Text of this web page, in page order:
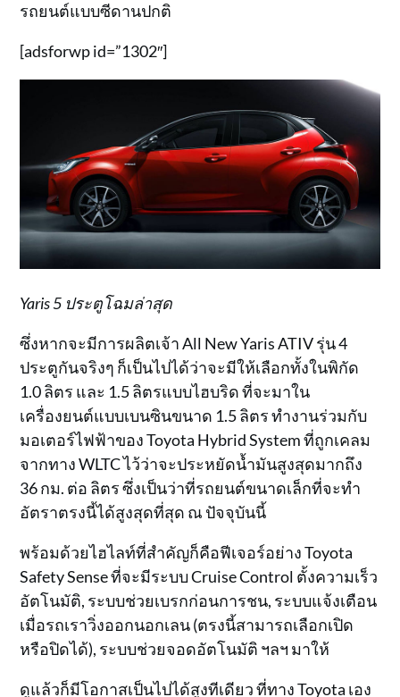
รถยนต์แบบซีดานปกติ
[adsforwp id=”1302″]
Yaris 5 ประตูโฉมล่าสุด
ซึ่งหากจะมีการผลิตเจ้า All New Yaris ATIV รุ่น 4
ประตูกันจริงๆ ก็เป็นไปได้ว่าจะมีให้เลือกทั้งในพิกัด
1.0 ลิตร และ 1.5 ลิตรแบบไฮบริด ที่จะมาใน
เครื่องยนต์แบบเบนซินขนาด 1.5 ลิตร ทำงานร่วมกับ
มอเตอร์ไฟฟ้าของ Toyota Hybrid System ที่ถูกเคลม
จากทาง WLTC ไว้ว่าจะประหยัดน้ำมันสูงสุดมากถึง
36 กม. ต่อ ลิตร ซึ่งเป็นว่าที่รถยนต์ขนาดเล็กที่จะทำ
อัตราตรงนี้ได้สูงสุดที่สุด ณ ปัจจุบันนี้
พร้อมด้วยไฮไลท์ที่สำคัญก็คือฟีเจอร์อย่าง Toyota
Safety Sense ที่จะมีระบบ Cruise Control ตั้งความเร็ว
อัตโนมัติ, ระบบช่วยเบรกก่อนการชน, ระบบแจ้งเตือน
เมื่อรถเราวิ่งออกนอกเลน (ตรงนี้สามารถเลือกเปิด
หรือปิดได้), ระบบช่วยจอดอัตโนมัติ ฯลฯ มาให้
ดูแล้วก็มีโอกาสเป็นไปได้สูงทีเดียว ที่ทาง Toyota เอง